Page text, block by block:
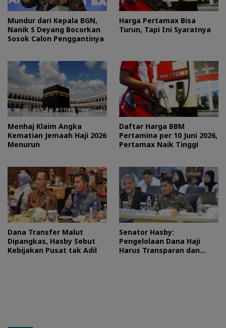
Mundur dari Kepala BGN,
Nanik S Deyang Bocorkan
Sosok Calon Penggantinya
Harga Pertamax Bisa
Turun, Tapi Ini Syaratnya
Menhaj Klaim Angka
Kematian Jemaah Haji 2026
Menurun
Daftar Harga BBM
Pertamina per 10 Juni 2026,
Pertamax Naik Tinggi
Dana Transfer Malut
Dipangkas, Hasby Sebut
Kebijakan Pusat tak Adil
Senator Hasby:
Pengelolaan Dana Haji
Harus Transparan dan